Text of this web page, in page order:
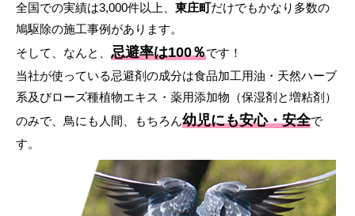
全国での実績は3,000件以上、 東庄町だけでもかなり多数の
鳩駆除の施工事例があります。
そして、なんと、 忌避率は100％です！
当社が使っている忌避剤の成分は食品加工用油・天然ハーブ
系及びローズ種植物エキス・薬用添加物（保湿剤と増粘剤）
のみで、鳥にも人間、もちろん幼児にも安心・安全で
す。